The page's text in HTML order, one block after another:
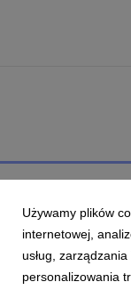
Używamy plików
internetowej,
usług,
personalizowania